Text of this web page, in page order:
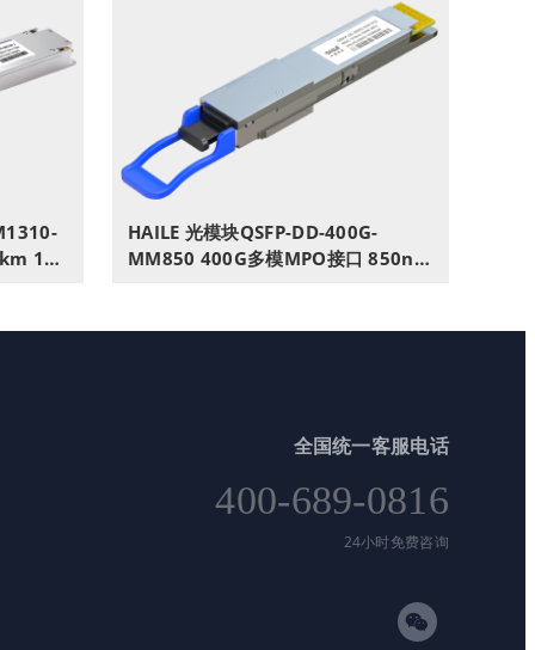
1个
HAILE 光模块QSFP-DD-400G-
MM850 400G多模MPO接口 850nm
全国统一客服电话
400-689-0816
24小时免费咨询